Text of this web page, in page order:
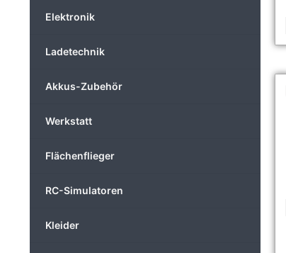
Elektronik
Ladetechnik
Akkus-Zubehör
Werkstatt
Flächenflieger
RC-Simulatoren
Kleider